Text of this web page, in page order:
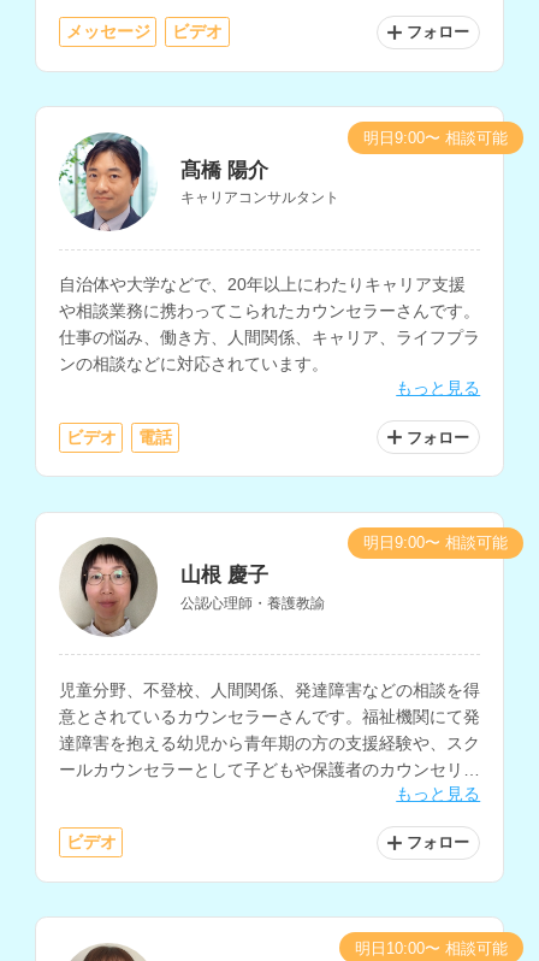
メッセージ ビデオ フォロー
髙橋 陽介
キャリアコンサルタント
自治体や大学などで、20年以上にわたりキャリア支援
や相談業務に携わってこられたカウンセラーさんです。
仕事の悩み、働き方、人間関係、キャリア、ライフプラ
ンの相談などに対応されています。
もっと見る
ビデオ 電話 フォロー
明日9:00〜 相談可能
山根 慶子
公認心理師・養護教諭
児童分野、不登校、人間関係、発達障害などの相談を得
意とされているカウンセラーさんです。福祉機関にて発
達障害を抱える幼児から青年期の方の支援経験や、スク
ールカウンセラーとして子どもや保護者のカウンセリン
もっと見る
ビデオ フォロー
明日9:00〜 相談可能
明日10:00〜 相談可能